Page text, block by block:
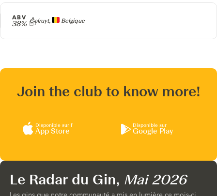
Producteur
Colruyt, Belgique
ABV
38%
Join the club to know more!
Disponible sur l’
App Store
Disponible sur
Google Play
Le Radar du Gin, Mai 2026